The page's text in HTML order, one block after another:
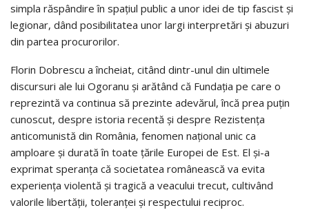
simpla răspândire în spaţiul public a unor idei de tip fascist şi
legionar, dând posibilitatea unor largi interpretări şi abuzuri
din partea procurorilor.
Florin Dobrescu a încheiat, citând dintr-unul din ultimele
discursuri ale lui Ogoranu şi arătând că Fundaţia pe care o
reprezintă va continua să prezinte adevărul, încă prea puţin
cunoscut, despre istoria recentă şi despre Rezistenţa
anticomunistă din România, fenomen naţional unic ca
amploare şi durată în toate ţările Europei de Est. El şi-a
exprimat speranţa că societatea românească va evita
experienţa violentă şi tragică a veacului trecut, cultivând
valorile libertăţii, toleranţei şi respectului reciproc.